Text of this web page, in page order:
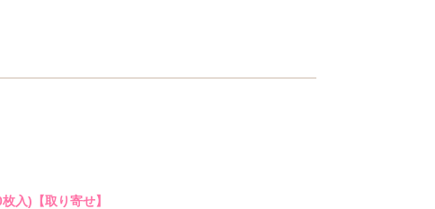
入)【取り寄せ】